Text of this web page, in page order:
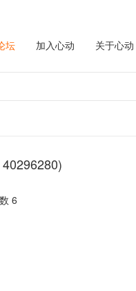
坛 加入心动 关于心动
6